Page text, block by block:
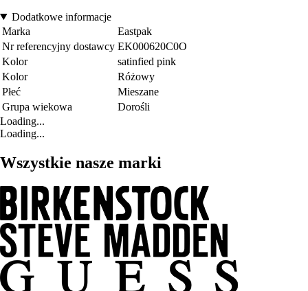
Dodatkowe informacje
Marka
Eastpak
Nr referencyjny dostawcy EK000620C0O
Kolor
satinfied pink
Kolor
Różowy
Płeć
Mieszane
Grupa wiekowa
Dorośli
Loading...
Loading...
Wszystkie nasze marki